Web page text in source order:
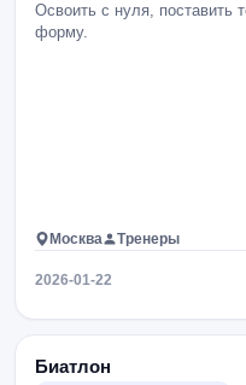
Освоить с нуля, поставить
форму.
Москва Тренеры
2026-01-22
Биатлон